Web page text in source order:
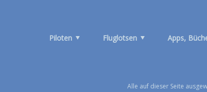
Piloten Fluglotsen Apps,
Alle auf dieser Seite